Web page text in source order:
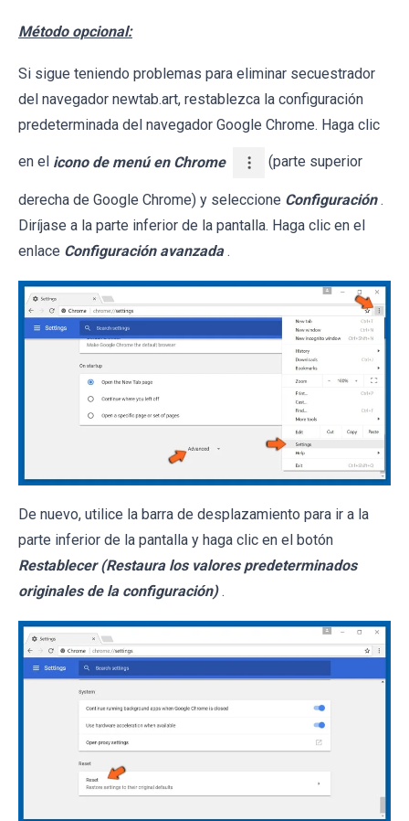
Método opcional:
Si sigue teniendo problemas para eliminar secuestrador
del navegador newtab.art, restablezca la configuración
predeterminada del navegador Google Chrome. Haga clic
en el icono de menú en Chrome (parte superior
derecha de Google Chrome) y seleccione Configuración .
Diríjase a la parte inferior de la pantalla. Haga clic en el
enlace Configuración avanzada .
De nuevo, utilice la barra de desplazamiento para ir a la
parte inferior de la pantalla y haga clic en el botón
Restablecer (Restaura los valores predeterminados
originales de la configuración) .